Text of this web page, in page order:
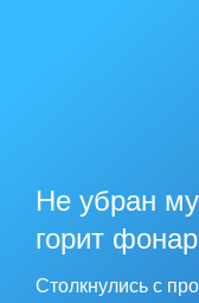
Не убран
горит
Столкнулись с